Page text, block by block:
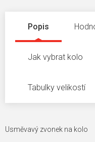
Popis
Jak vybrat kolo
Tabulky velikostí
Usměvavý zvonek na kolo